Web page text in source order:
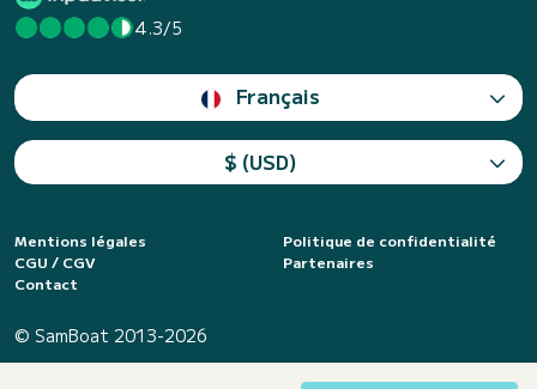
4.3/5
Français
$ (USD)
Mentions légales
Politique de confidentialité
CGU / CGV
Partenaires
Contact
© SamBoat 2013-2026